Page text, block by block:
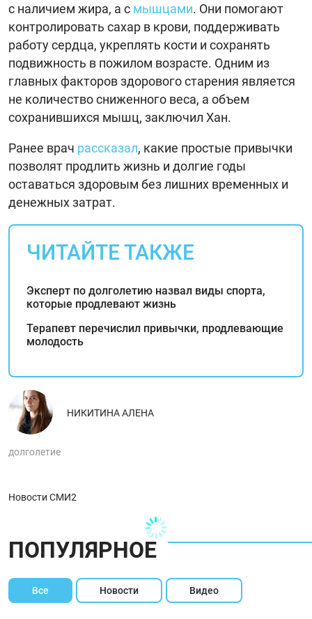
с наличием жира, а с мышцами. Они помогают
контролировать сахар в крови, поддерживать
работу сердца, укреплять кости и сохранять
подвижность в пожилом возрасте. Одним из
главных факторов здорового старения является
не количество сниженного веса, а объем
сохранившихся мышц, заключил Хан.
Ранее врач рассказал, какие простые привычки
позволят продлить жизнь и долгие годы
оставаться здоровым без лишних временных и
денежных затрат.
ЧИТАЙТЕ ТАКЖЕ
Эксперт по долголетию назвал виды спорта,
которые продлевают жизнь
Терапевт перечислил привычки, продлевающие
молодость
НИКИТИНА АЛЕНА
долголетие
Новости СМИ2
ПОПУЛЯРНОЕ
Все Новости Видео